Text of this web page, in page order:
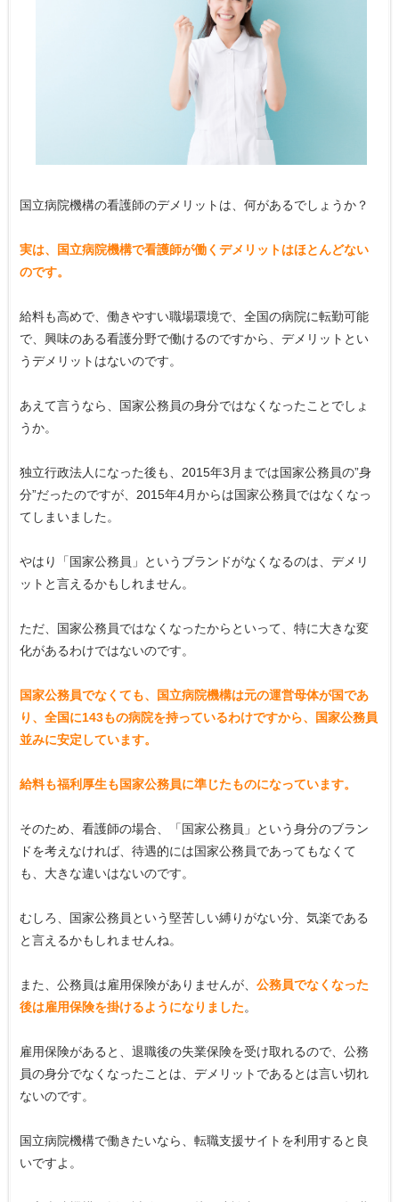
国立病院機構の看護師のデメリットは、何があるでしょうか？
実は、国立病院機構で看護師が働くデメリットはほとんどない
のです。
給料も高めで、働きやすい職場環境で、全国の病院に転勤可能
で、興味のある看護分野で働けるのですから、デメリットとい
うデメリットはないのです。
あえて言うなら、国家公務員の身分ではなくなったことでしょ
うか。
独立行政法人になった後も、2015年3月までは国家公務員の”身
分”だったのですが、2015年4月からは国家公務員ではなくなっ
てしまいました。
やはり「国家公務員」というブランドがなくなるのは、デメリ
ットと言えるかもしれません。
ただ、国家公務員ではなくなったからといって、特に大きな変
化があるわけではないのです。
国家公務員でなくても、国立病院機構は元の運営母体が国であ
り、全国に143もの病院を持っているわけですから、国家公務員
並みに安定しています。
給料も福利厚生も国家公務員に準じたものになっています。
そのため、看護師の場合、「国家公務員」という身分のブラン
ドを考えなければ、待遇的には国家公務員であってもなくて
も、大きな違いはないのです。
むしろ、国家公務員という堅苦しい縛りがない分、気楽である
と言えるかもしれませんね。
また、公務員は雇用保険がありませんが、 公務員でなくなった
後は雇用保険を掛けるようになりました。
雇用保険があると、退職後の失業保険を受け取れるので、公務
員の身分でなくなったことは、デメリットであるとは言い切れ
ないのです。
国立病院機構で働きたいなら、転職支援サイトを利用すると良
いですよ。